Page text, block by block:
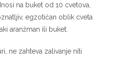
na buket od 10 cvetova,
egzotičan oblik cveta
aranžman ili buket.
ne zahteva zalivanje niti